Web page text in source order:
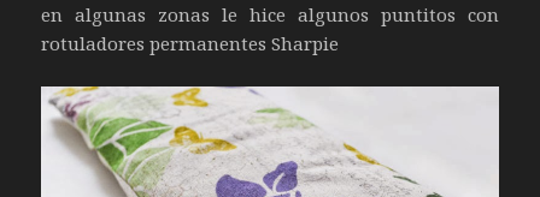
en algunas zonas le hice algunos puntitos con
rotuladores permanentes Sharpie